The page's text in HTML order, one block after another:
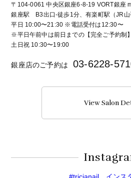
〒104-0061 中央区銀座6-8-19 VORT銀座
銀座駅 B3出口-徒歩1分、有楽町駅（JR山
平日 10:00〜21:30 ※電話受付は12:30〜
※平日午前中は前日までの【完全ご予約制
土日祝 10:30〜19:00
銀座店のご予約は 03-6228-
View Salon